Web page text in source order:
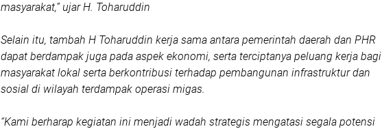
masyarakat,” ujar H. Toharuddin
Selain itu, tambah H Toharuddin kerja sama antara pemerintah daerah dan PHR
dapat berdampak juga pada aspek ekonomi, serta terciptanya peluang kerja bagi
masyarakat lokal serta berkontribusi terhadap pembangunan infrastruktur dan
sosial di wilayah terdampak operasi migas.
“Kami berharap kegiatan ini menjadi wadah strategis mengatasi segala potensi